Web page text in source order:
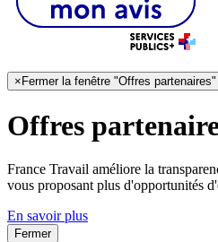
×Fermer la fenêtre "Offres partenaires"
Offres
France Travail améliore la
vous proposant plus d'opportunités
En savoir plus
Fermer